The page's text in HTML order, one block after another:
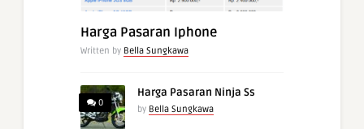
Harga Pasaran Iphone
Written by Bella Sungkawa
0
Harga Pasaran Ninja Ss
by Bella Sungkawa